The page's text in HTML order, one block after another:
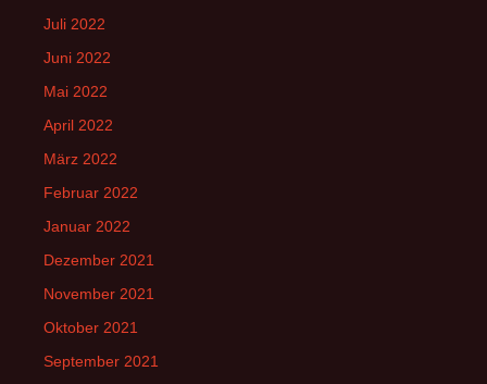
Juli 2022
Juni 2022
Mai 2022
April 2022
März 2022
Februar 2022
Januar 2022
Dezember 2021
November 2021
Oktober 2021
September 2021